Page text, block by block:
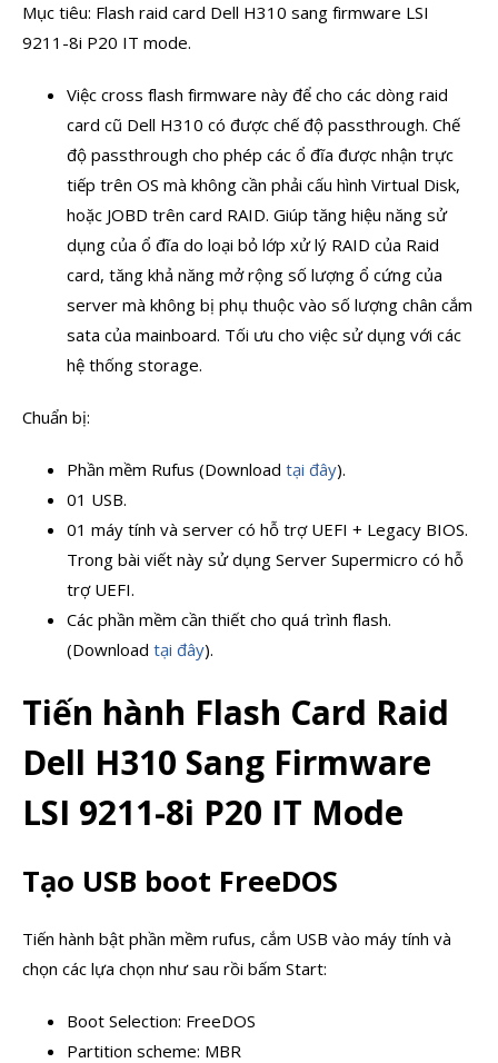
Mục tiêu: Flash raid card Dell H310 sang firmware LSI
9211-8i P20 IT mode.
Việc cross flash firmware này để cho các dòng raid
card cũ Dell H310 có được chế độ passthrough. Chế
độ passthrough cho phép các ổ đĩa được nhận trực
tiếp trên OS mà không cần phải cấu hình Virtual Disk,
hoặc JOBD trên card RAID. Giúp tăng hiệu năng sử
dụng của ổ đĩa do loại bỏ lớp xử lý RAID của Raid
card, tăng khả năng mở rộng số lượng ổ cứng của
server mà không bị phụ thuộc vào số lượng chân cắm
sata của mainboard. Tối ưu cho việc sử dụng với các
hệ thống storage.
Chuẩn bị:
Phần mềm Rufus (Download tại đây).
01 USB.
01 máy tính và server có hỗ trợ UEFI + Legacy BIOS.
Trong bài viết này sử dụng Server Supermicro có hỗ
trợ UEFI.
Các phần mềm cần thiết cho quá trình flash.
(Download tại đây).
Tiến hành Flash Card Raid
Dell H310 Sang Firmware
LSI 9211-8i P20 IT Mode
Tạo USB boot FreeDOS
Tiến hành bật phần mềm rufus, cắm USB vào máy tính và
chọn các lựa chọn như sau rồi bấm Start:
Boot Selection: FreeDOS
Partition scheme: MBR